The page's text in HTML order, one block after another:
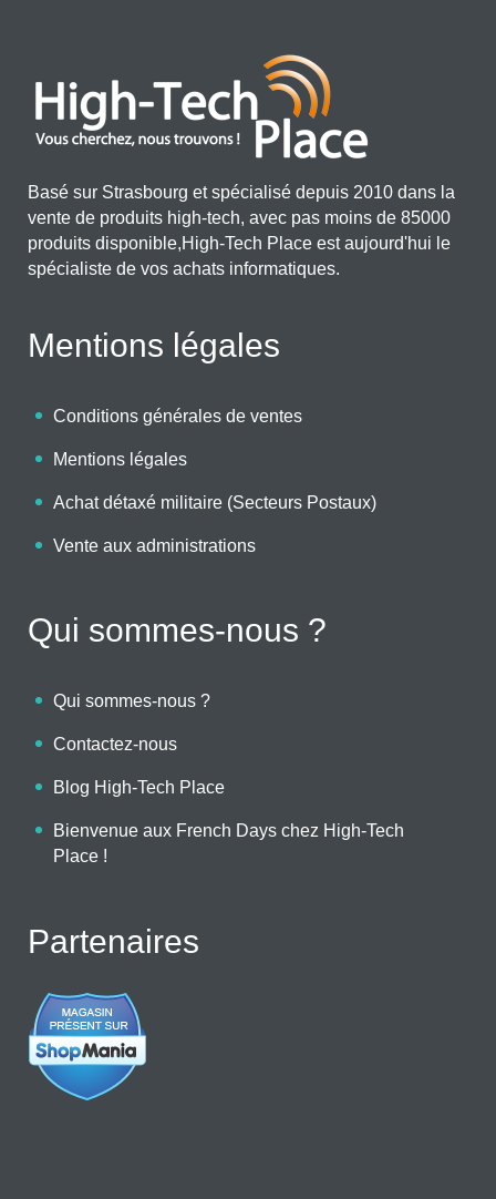
Basé sur Strasbourg et spécialisé depuis 2010 dans la
vente de produits high-tech, avec pas moins de 85000
produits disponible,High-Tech Place est aujourd'hui le
spécialiste de vos achats informatiques.
Mentions légales
Conditions générales de ventes
Mentions légales
Achat détaxé militaire (Secteurs Postaux)
Vente aux administrations
Qui sommes-nous ?
Qui sommes-nous ?
Contactez-nous
Blog High-Tech Place
Bienvenue aux French Days chez High-Tech
Place !
Partenaires